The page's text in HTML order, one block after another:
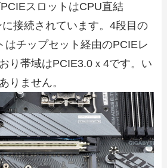
スロットはCPU直結
接続されています。4段目の
はチップセット経由のPCIEレ
り帯域はPCIE3.0ｘ4です。い
りません。